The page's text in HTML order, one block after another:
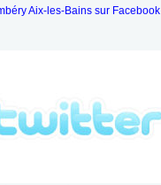
Aix-les-Bains sur Facebook